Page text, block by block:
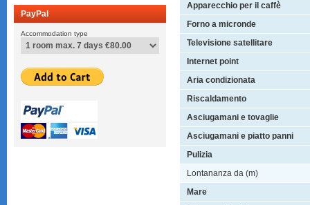
PayPal
Accommodation type
Apparecchio per il caffè
Forno a micronde
Televisione satellitare
Internet point
Aria condizionata
Riscaldamento
Asciugamani e tovaglie
Asciugamani e piatto panni
Pulizia
Lontananza da (m)
Mare